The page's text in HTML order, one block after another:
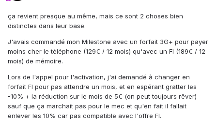
ça revient presque au même, mais ce sont 2 choses bien
distinctes dans leur base.
J'avais commandé mon Milestone avec un forfait 3G+ pour payer
moins cher le téléphone (129€ / 12 mois) qu'avec un FI (189€ / 12
mois) de mémoire.
Lors de l'appel pour l'activation, j'ai demandé à changer en
forfait FI pour pas attendre un mois, et en espérant gratter les
-10% + la réduction sur le mois de 5€ (on peut toujours rêver)
sauf que ça marchait pas pour le mec et qu'en fait il fallait
enlever les 10% car pas compatible avec l'offre FI.